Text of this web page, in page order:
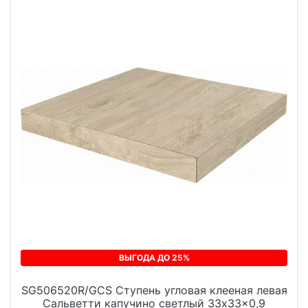
ВЫГОДА ДО 25%
SG506520R/GCS Ступень угловая клееная левая
Сальветти капучино светлый 33x33x0,9